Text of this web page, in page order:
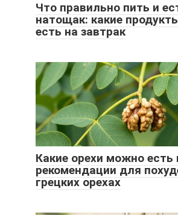
Что правильно пить и
натощак: какие
есть на завтрак
Какие орехи можно есть
рекомендации для
грецких орехах